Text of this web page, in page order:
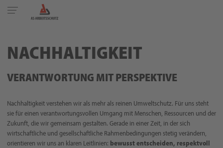
Toggle
navigation
NACHHALTIGKEIT
VERANTWORTUNG MIT PERSPEKTIVE
Nachhaltigkeit verstehen wir als mehr als reinen Umweltschutz. Für uns steht
sie für einen verantwortungsvollen Umgang mit Menschen, Ressourcen und der
Zukunft, die wir gemeinsam gestalten. Gerade in einer Zeit, in der sich
wirtschaftliche und gesellschaftliche Rahmenbedingungen stetig verändern,
orientieren wir uns an klaren Leitlinien: bewusst entscheiden, respektvoll